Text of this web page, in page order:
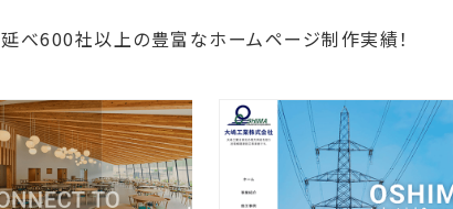
延べ600社以上の豊富なホームページ制作実績！